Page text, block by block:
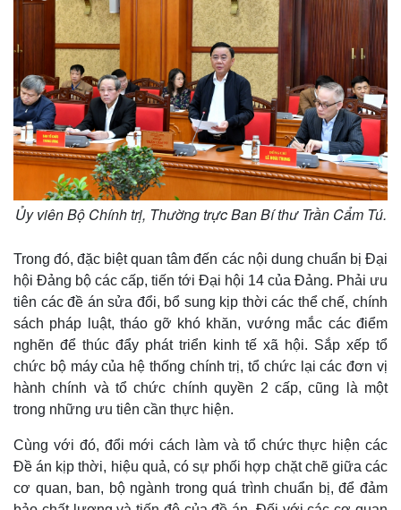
Ủy viên Bộ Chính trị, Thường trực Ban Bí thư Trần Cẩm Tú.
Trong đó, đặc biệt quan tâm đến các nội dung chuẩn bị Đại
hội Đảng bộ các cấp, tiến tới Đại hội 14 của Đảng. Phải ưu
tiên các đề án sửa đổi, bổ sung kịp thời các thể chế, chính
sách pháp luật, tháo gỡ khó khăn, vướng mắc các điểm
nghẽn để thúc đẩy phát triển kinh tế xã hội. Sắp xếp tổ
chức bộ máy của hệ thống chính trị, tổ chức lại các đơn vị
hành chính và tổ chức chính quyền 2 cấp, cũng là một
trong những ưu tiên cần thực hiện.
Cùng với đó, đổi mới cách làm và tổ chức thực hiện các
Đề án kịp thời, hiệu quả, có sự phối hợp chặt chẽ giữa các
cơ quan, ban, bộ ngành trong quá trình chuẩn bị, để đảm